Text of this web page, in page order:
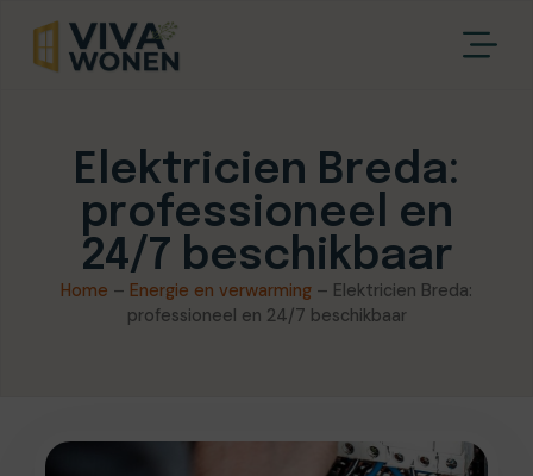
Elektricien Breda:
professioneel en
24/7 beschikbaar
Home – Energie en verwarming – Elektricien Breda:
professioneel en 24/7 beschikbaar